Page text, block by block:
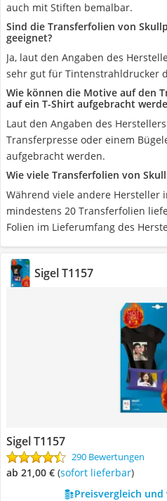
auch mit Stiften bemalbar.
Sind die Transferfolien von
geeignet?
Ja, laut den Angaben des
sehr gut für Tintenstrahldrucker
Wie können die Motive auf den
auf ein T-Shirt aufgebracht
Laut den Angaben des
Transferpresse oder einem
aufgebracht werden.
Wie viele Transferfolien von
Während viele andere Hersteller
mindestens 20 Transferfolien
Folien im Lieferumfang des
Sigel T1157
Sigel T1157
290 Bewertungen
ab 21,00 € ( Sofort lieferbar)
Preisvergleich